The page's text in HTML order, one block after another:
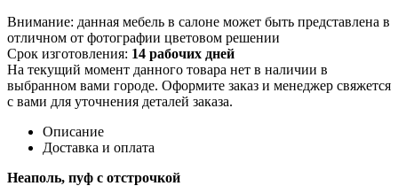
Внимание: данная мебель в салоне может быть представлена в
отличном от фотографии цветовом решении
Срок изготовления: 14 рабочих дней
На текущий момент данного товара нет в наличии в
выбранном вами городе. Оформите заказ и менеджер свяжется
с вами для уточнения деталей заказа.
Описание
Доставка и оплата
Неаполь, пуф с отстрочкой